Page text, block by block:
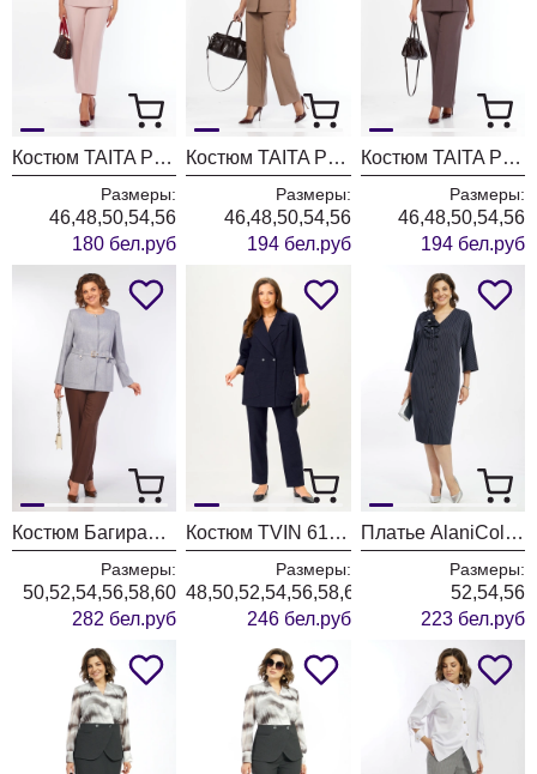
Костюм TAITA PLUS 2622/2 пудра
Размеры:
46,48,50,54,56
180 бел.руб
Костюм TAITA PLUS 2329/26 капучинно
Размеры:
46,48,50,54,56
194 бел.руб
Костюм TAITA PLUS 2329/27 какао
Размеры:
46,48,50,54,56
194 бел.руб
Костюм БагираАнТа 1129 голубой + шоколад
Размеры:
50,52,54,56,58,60
282 бел.руб
Костюм TVIN 6103 синий + клетка
Размеры:
48,50,52,54,56,58,60
246 бел.руб
Платье AlaniCollection 2601 синий в полоску
Размеры:
52,54,56
223 бел.руб